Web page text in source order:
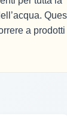
a prodotti